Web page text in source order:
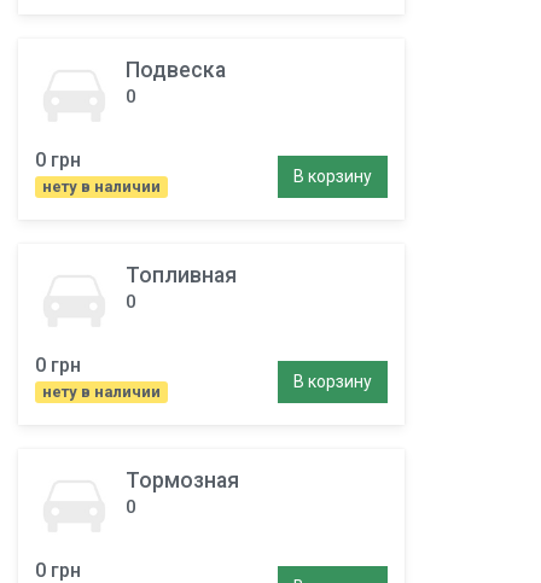
Подвеска
0
0 грн
нету в наличии
В корзину
Топливная
0
0 грн
нету в наличии
В корзину
Тормозная
0
0 грн